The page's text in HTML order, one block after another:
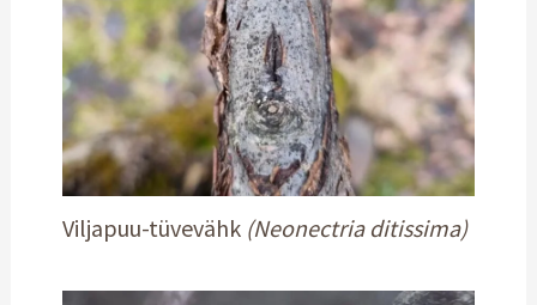
Viljapuu-tüvevähk (Neonectria ditissima)